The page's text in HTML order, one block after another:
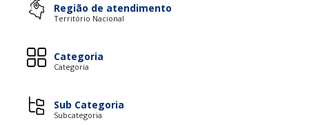
Região de atendimento
Território Nacional
Categoria
Categoria
Sub Categoria
Subcategoria